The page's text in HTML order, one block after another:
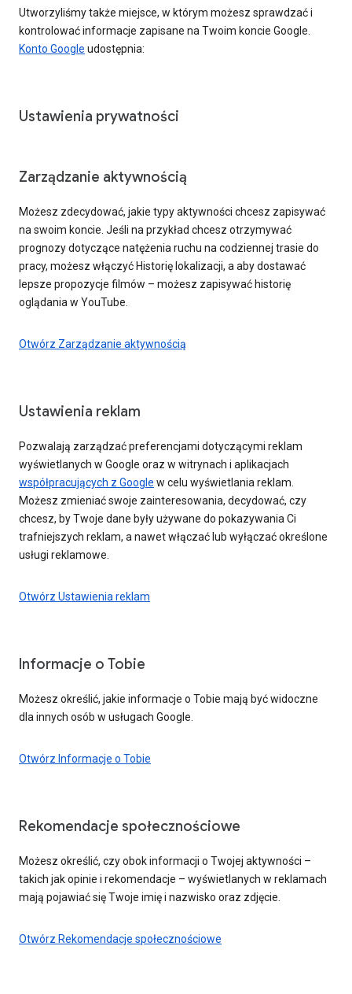
Utworzyliśmy także miejsce, w którym możesz sprawdzać i
kontrolować informacje zapisane na Twoim koncie Google.
Konto Google udostępnia:
Ustawienia prywatności
Zarządzanie aktywnością
Możesz zdecydować, jakie typy aktywności chcesz zapisywać
na swoim koncie. Jeśli na przykład chcesz otrzymywać
prognozy dotyczące natężenia ruchu na codziennej trasie do
pracy, możesz włączyć Historię lokalizacji, a aby dostawać
lepsze propozycje filmów – możesz zapisywać historię
oglądania w YouTube.
Otwórz Zarządzanie aktywnością
Ustawienia reklam
Pozwalają zarządzać preferencjami dotyczącymi reklam
wyświetlanych w Google oraz w witrynach i aplikacjach
współpracujących z Google w celu wyświetlania reklam.
Możesz zmieniać swoje zainteresowania, decydować, czy
chcesz, by Twoje dane były używane do pokazywania Ci
trafniejszych reklam, a nawet włączać lub wyłączać określone
usługi reklamowe.
Otwórz Ustawienia reklam
Informacje o Tobie
Możesz określić, jakie informacje o Tobie mają być widoczne
dla innych osób w usługach Google.
Otwórz Informacje o Tobie
Rekomendacje społecznościowe
Możesz określić, czy obok informacji o Twojej aktywności –
takich jak opinie i rekomendacje – wyświetlanych w reklamach
mają pojawiać się Twoje imię i nazwisko oraz zdjęcie.
Otwórz Rekomendacje społecznościowe